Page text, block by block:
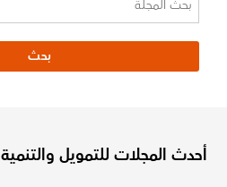
أحدث المجلات للتمويل والتنمية